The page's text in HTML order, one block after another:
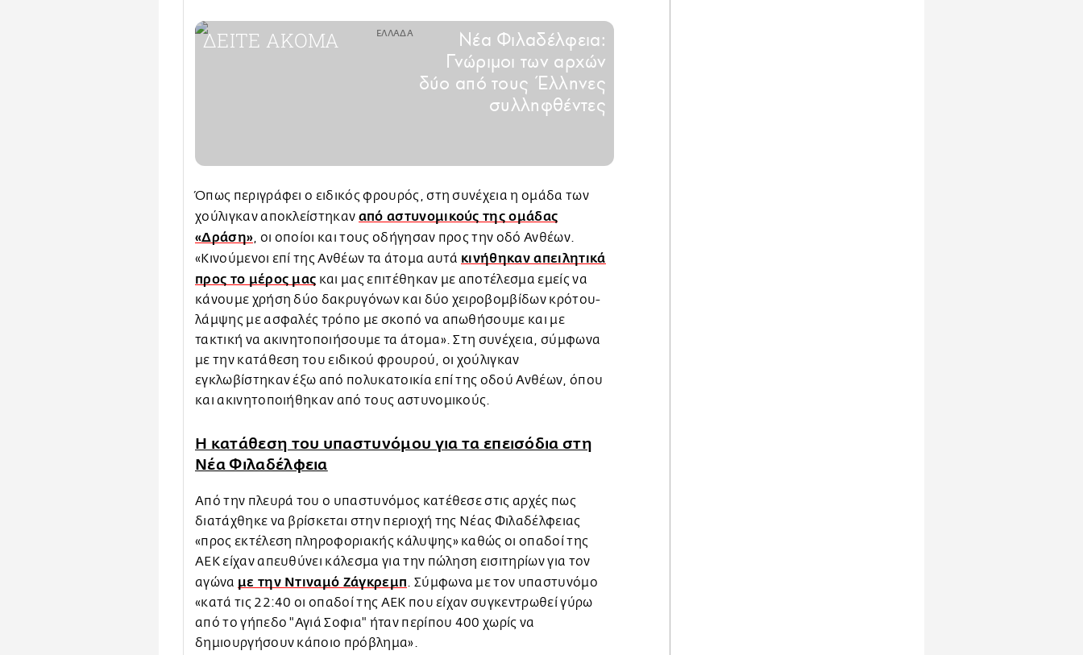
ΔΕΙΤΕ ΑΚΟΜΑ ΕΛΛΑΔΑ
Νέα Φιλαδέλφεια:
Γνώριμοι των αρχών
δύο από τους Έλληνες
συλληφθέντες
Όπως περιγράφει ο ειδικός φρουρός, στη συνέχεια η ομάδα των
χούλιγκαν αποκλείστηκαν από αστυνομικούς της ομάδας
«Δράση», οι οποίοι και τους οδήγησαν προς την οδό Ανθέων.
«Κινούμενοι επί της Ανθέων τα άτομα αυτά κινήθηκαν απειλητικά
προς το μέρος μας και μας επιτέθηκαν με αποτέλεσμα εμείς να
κάνουμε χρήση δύο δακρυγόνων και δύο χειροβομβίδων κρότου-
λάμψης με ασφαλές τρόπο με σκοπό να απωθήσουμε και με
τακτική να ακινητοποιήσουμε τα άτομα». Στη συνέχεια, σύμφωνα
με την κατάθεση του ειδικού φρουρού, οι χούλιγκαν
εγκλωβίστηκαν έξω από πολυκατοικία επί της οδού Ανθέων, όπου
και ακινητοποιήθηκαν από τους αστυνομικούς.
Η κατάθεση του υπαστυνόμου για τα επεισόδια στη
Νέα Φιλαδέλφεια
Από την πλευρά του ο υπαστυνόμος κατέθεσε στις αρχές πως
διατάχθηκε να βρίσκεται στην περιοχή της Νέας Φιλαδέλφειας
«προς εκτέλεση πληροφοριακής κάλυψης» καθώς οι οπαδοί της
ΑΕΚ είχαν απευθύνει κάλεσμα για την πώληση εισιτηρίων για τον
αγώνα με την Ντιναμό Ζάγκρεμπ. Σύμφωνα με τον υπαστυνόμο
«κατά τις 22:40 οι οπαδοί της ΑΕΚ που είχαν συγκεντρωθεί γύρω
από το γήπεδο "Αγιά Σοφια" ήταν περίπου 400 χωρίς να
δημιουργήσουν κάποιο πρόβλημα».